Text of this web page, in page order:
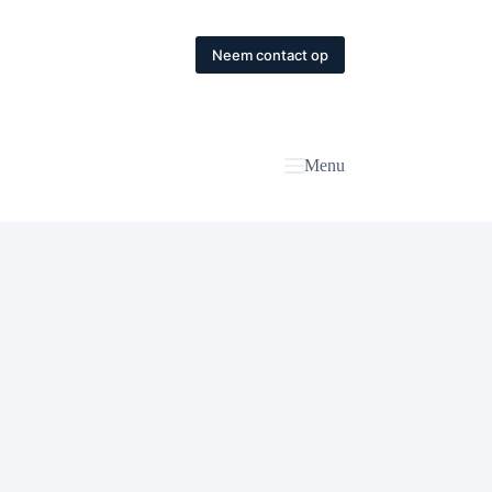
Neem contact op
Menu